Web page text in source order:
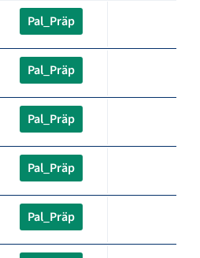
Pal_Präp
Pal_Präp
Pal_Präp
Pal_Präp
Pal_Präp